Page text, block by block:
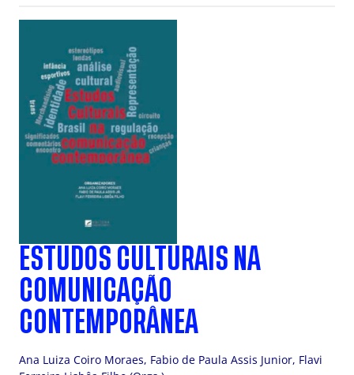
ESTUDOS CULTURAIS NA
COMUNICAÇÃO
CONTEMPORÂNEA
Ana Luiza Coiro Moraes, Fabio de Paula Assis Junior, Flavi